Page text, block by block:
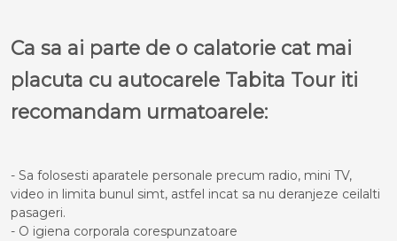
Ca sa ai parte de o calatorie cat mai
placuta cu autocarele Tabita Tour iti
recomandam urmatoarele:
- Sa folosesti aparatele personale precum radio, mini TV,
video in limita bunul simt, astfel incat sa nu deranjeze ceilalti
pasageri.
- O igiena corporala corespunzatoare